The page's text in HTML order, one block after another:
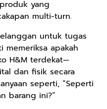
yang
multi-turn.
untuk tugas
apakah
H&M terdekat—
dan fisik secara
seperti, “Seperti
barang ini?”